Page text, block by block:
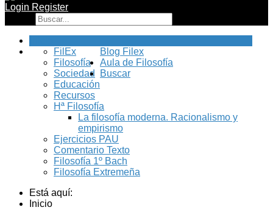
Login Register
Blog Filex
FilEx
Filosofía
Sociedad
Educación
Recursos
Aula de Filosofía
Hª Filosofía
La filosofía moderna. Racionalismo y
empirismo
Ejercicios PAU
Comentario Texto
Filosofía 1º Bach
Filosofía Extremeña
Buscar
Está aquí:
Inicio